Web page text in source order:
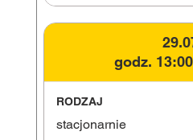
godz.
stacjonarnie